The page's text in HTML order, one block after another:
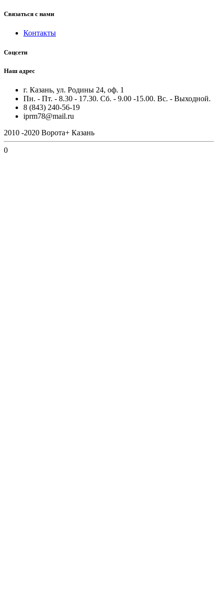
Связаться с нами
Контакты
Соцсети
Наш адрес
г. Казань, ул. Родины 24, оф. 1
Пн. - Пт. - 8.30 - 17.30. Сб. - 9.00 -15.00. Вс. - Выходной.
8 (843) 240-56-19
iprm78@mail.ru
2010 -2020 Ворота+ Казань
0